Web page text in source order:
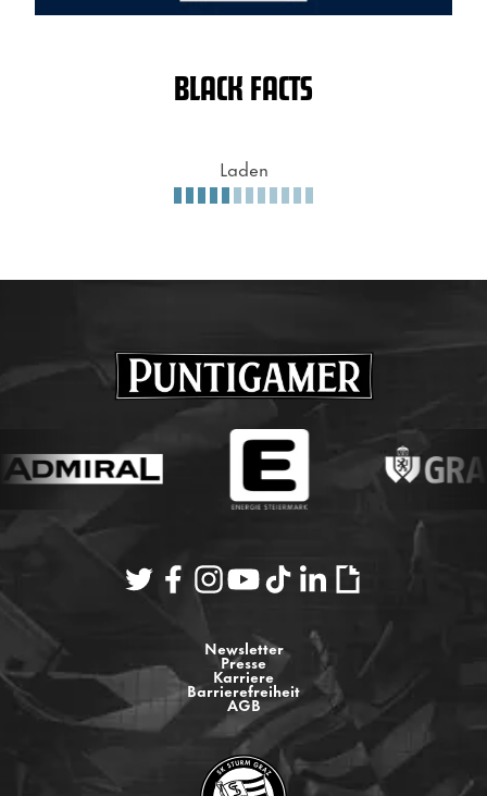
BLACK FACTS
Laden
Newsletter
Presse
Karriere
Barrierefreiheit
AGB